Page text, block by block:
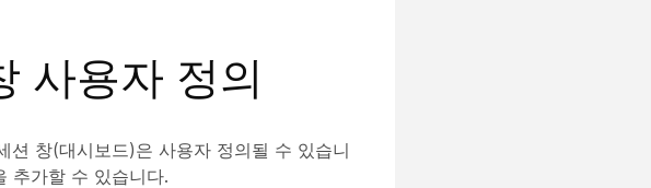
사용자 정의
창(대시보드)은 사용자 정의될 수 있습니
추가할 수 있습니다.